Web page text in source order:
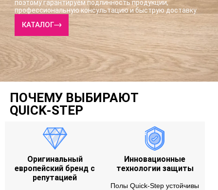
поэтому гарантируем подлинность продукции,
профессиональную консультацию и быструю доставку.
КАТАЛОГ
ПОЧЕМУ ВЫБИРАЮТ
QUICK‑STEP
Оригинальный
европейский бренд с
репутацией
Инновационные
технологии защиты
Полы Quick‑Step устойчивы